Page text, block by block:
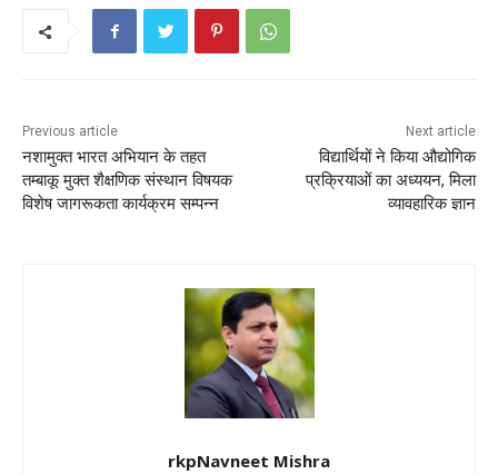
k
A
p
st
Previous article
नशामुक्त भारत अभियान के तहत
तम्बाकू मुक्त शैक्षणिक संस्थान विषयक
विशेष जागरूकता कार्यक्रम सम्पन्न
Next article
विद्यार्थियों ने किया औद्योगिक
प्रक्रियाओं का अध्ययन, मिला
व्यावहारिक ज्ञान
rkpNavneet Mishra